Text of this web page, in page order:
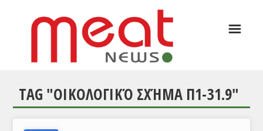
ΕΙΔΗΣΕΙΣ
☰
TAG "ΟΙΚΟΛΟΓΙΚΌ ΣΧΉΜΑ Π1-31.9"